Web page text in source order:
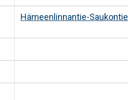
Hämeenlinnantie-Saukontie